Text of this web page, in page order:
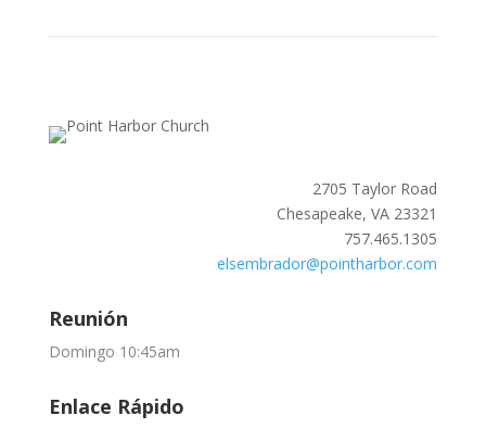
2705 Taylor Road
Chesapeake, VA 23321
757.465.1305
elsembrador@pointharbor.com
Reunión
Domingo 10:45am
Enlace Rápido